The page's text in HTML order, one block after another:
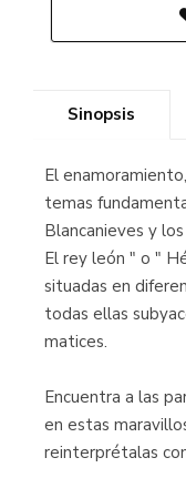
Sinopsis
El
temas
Blancanieves y
El rey león " o "
situadas en
todas ellas
matices.
Encuentra a las
en estas
reinterprétalas